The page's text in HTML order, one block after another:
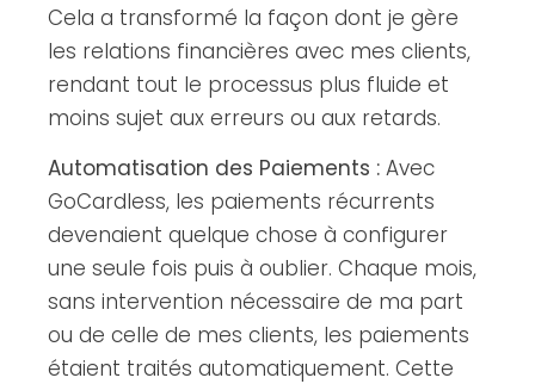
Cela a transformé la façon dont je gère
les relations financières avec mes clients,
rendant tout le processus plus fluide et
moins sujet aux erreurs ou aux retards.
Automatisation des Paiements : Avec
GoCardless, les paiements récurrents
devenaient quelque chose à configurer
une seule fois puis à oublier. Chaque mois,
sans intervention nécessaire de ma part
ou de celle de mes clients, les paiements
étaient traités automatiquement. Cette